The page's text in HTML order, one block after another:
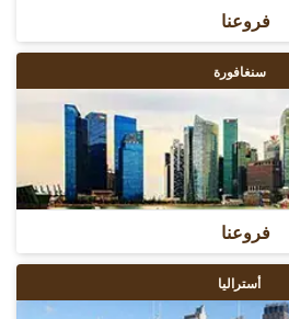
فروعنا
سنغافورة
فروعنا
أستراليا